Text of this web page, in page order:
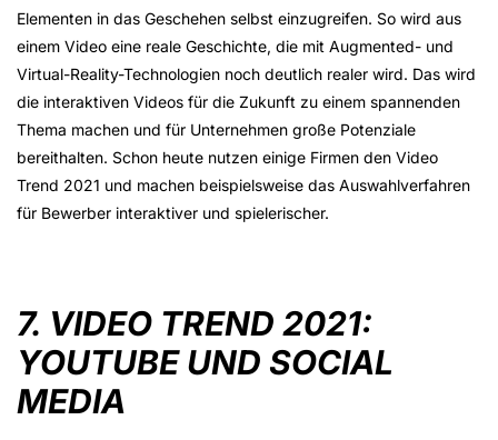
Elementen in das Geschehen selbst einzugreifen. So wird aus
einem Video eine reale Geschichte, die mit Augmented- und
Virtual-Reality-Technologien noch deutlich realer wird. Das wird
die interaktiven Videos für die Zukunft zu einem spannenden
Thema machen und für Unternehmen große Potenziale
bereithalten. Schon heute nutzen einige Firmen den Video
Trend 2021 und machen beispielsweise das Auswahlverfahren
für Bewerber interaktiver und spielerischer.
7. VIDEO TREND 2021:
YOUTUBE UND SOCIAL
MEDIA